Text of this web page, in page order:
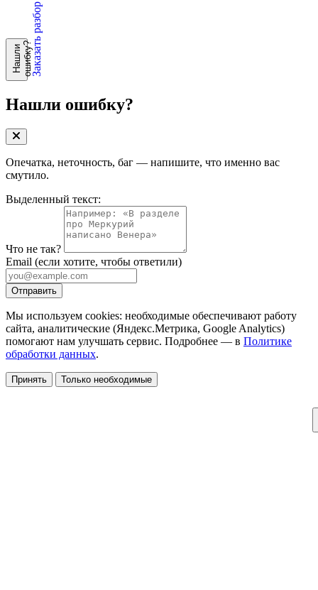
Н
а
ш
л
и
о
ш
и
б
к
у?Заказать разбор
Нашли ошибку?
Опечатка, неточность, баг — напишите, что именно вас
смутило.
Выделенный текст:
Что не так?
Email (если хотите, чтобы ответили)
Отправить
Мы используем cookies: необходимые обеспечивают работу
сайта, аналитические (Яндекс.Метрика, Google Analytics)
помогают нам улучшать сервис. Подробнее — в Политике
обработки данных.
Принять Только необходимые